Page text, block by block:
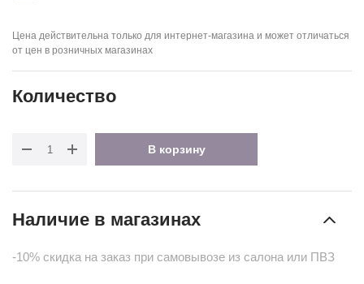
Цена действительна только для интернет-магазина и может отличаться
от цен в розничных магазинах
Количество
В корзину
Наличие в магазинах
-10% скидка на заказ при самовывозе из салона или ПВЗ